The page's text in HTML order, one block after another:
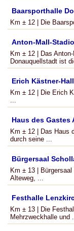
Baarsporthalle
Km ± 12 | Die
Anton-Mall-
Km ± 12 | Das
Donauquellstadt ist
Erich Kästner-
Km ± 12 | Die Erich
...
Haus des Gastes
Km ± 12 | Das Haus
durch seine ...
Bürgersaal
Km ± 13 |
Alteweg, ...
Festhalle
Km ± 13 | Die
Mehrzweckhalle und